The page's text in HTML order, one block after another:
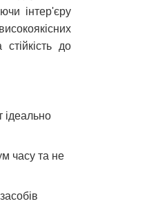
інтер'єру
до
ідеально
часу та не